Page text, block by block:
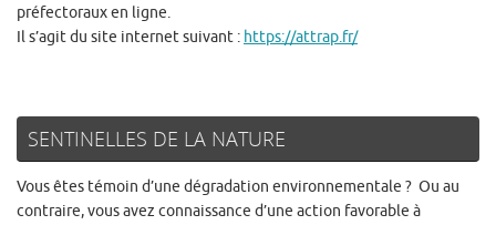
préfectoraux en ligne.
Il s’agit du site internet suivant : https://attrap.fr/
SENTINELLES DE LA NATURE
Vous êtes témoin d’une dégradation environnementale ? Ou au
contraire, vous avez connaissance d’une action favorable à